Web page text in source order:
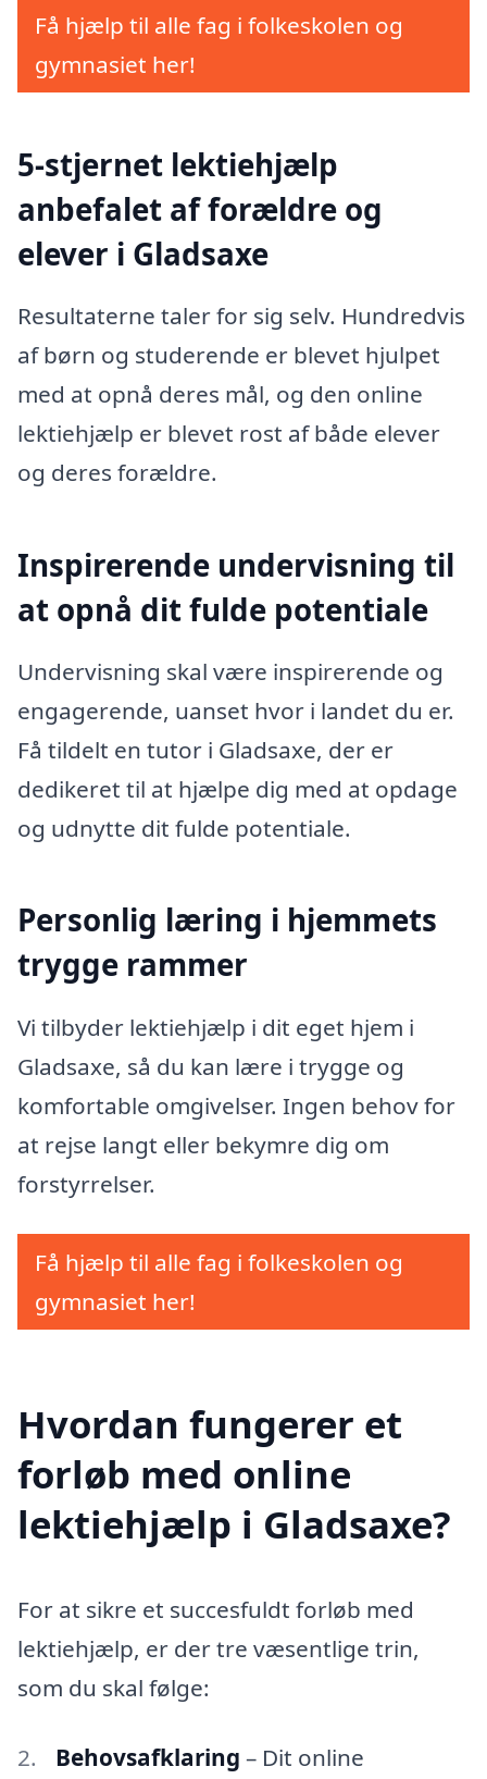
Få hjælp til alle fag i folkeskolen og
gymnasiet her!
5-stjernet lektiehjælp
anbefalet af forældre og
elever i Gladsaxe
Resultaterne taler for sig selv. Hundredvis
af børn og studerende er blevet hjulpet
med at opnå deres mål, og den online
lektiehjælp er blevet rost af både elever
og deres forældre.
Inspirerende undervisning til
at opnå dit fulde potentiale
Undervisning skal være inspirerende og
engagerende, uanset hvor i landet du er.
Få tildelt en tutor i Gladsaxe, der er
dedikeret til at hjælpe dig med at opdage
og udnytte dit fulde potentiale.
Personlig læring i hjemmets
trygge rammer
Vi tilbyder lektiehjælp i dit eget hjem i
Gladsaxe, så du kan lære i trygge og
komfortable omgivelser. Ingen behov for
at rejse langt eller bekymre dig om
forstyrrelser.
Få hjælp til alle fag i folkeskolen og
gymnasiet her!
Hvordan fungerer et
forløb med online
lektiehjælp i Gladsaxe?
For at sikre et succesfuldt forløb med
lektiehjælp, er der tre væsentlige trin,
som du skal følge:
Behovsafklaring – Dit online